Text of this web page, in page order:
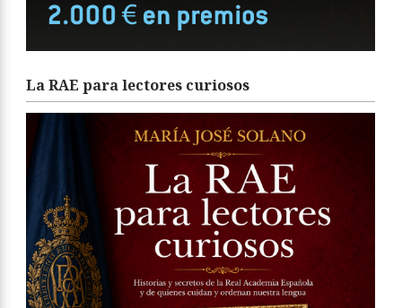
La RAE para lectores curiosos